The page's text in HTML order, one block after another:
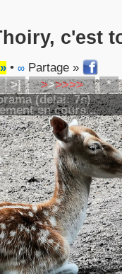
c'est
• ∞ Partage »
>| >>>>>> *
(delai: 7s)
en cours...